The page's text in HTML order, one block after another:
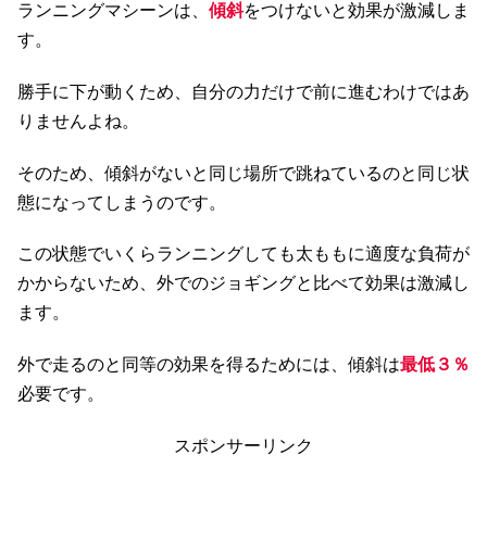
ランニングマシーンは、 傾斜をつけないと効果が激減しま
す。
勝手に下が動くため、自分の力だけで前に進むわけではあ
りませんよね。
そのため、傾斜がないと同じ場所で跳ねているのと同じ状
態になってしまうのです。
この状態でいくらランニングしても太ももに適度な負荷が
かからないため、外でのジョギングと比べて効果は激減し
ます。
外で走るのと同等の効果を得るためには、傾斜は最低３％
必要です。
スポンサーリンク